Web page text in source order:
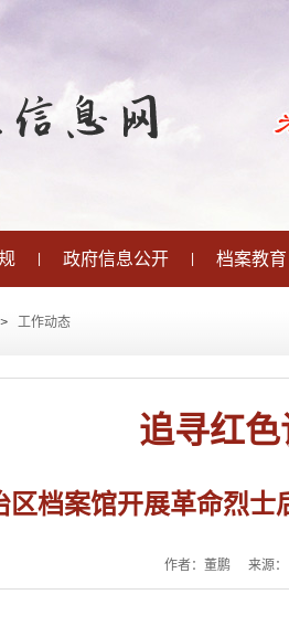
政府信息公开 档案教育
> 工作动态
追寻红
档案馆开展革命烈士
作者：董鹏 来源：